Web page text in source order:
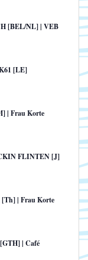
[BEL/NL] | VEB
[LE]
| Frau Korte
FLINTEN [J]
| Frau Korte
| Café